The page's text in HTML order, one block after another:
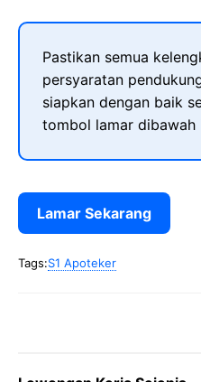
Pastikan semua
persyaratan
siapkan dengan baik
tombol lamar dibawah
Lamar Sekarang
Tags:S1 Apoteker